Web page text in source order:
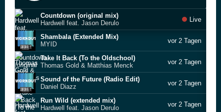
Countdown (original mix)
Hardwell feat. Jason Derulo
Live
Shambala (Extended Mix)
MYID
vor 2 Tagen
Take It Back (To the Oldschool)
Thomas Gold & Matthias Menck
vor 2 Tagen
Sound of the Future (Radio Edit)
Daniel Diazz
vor 2 Tagen
Run Wild (extended mix)
Hardwell feat. Jason Derulo
vor 2 Tagen